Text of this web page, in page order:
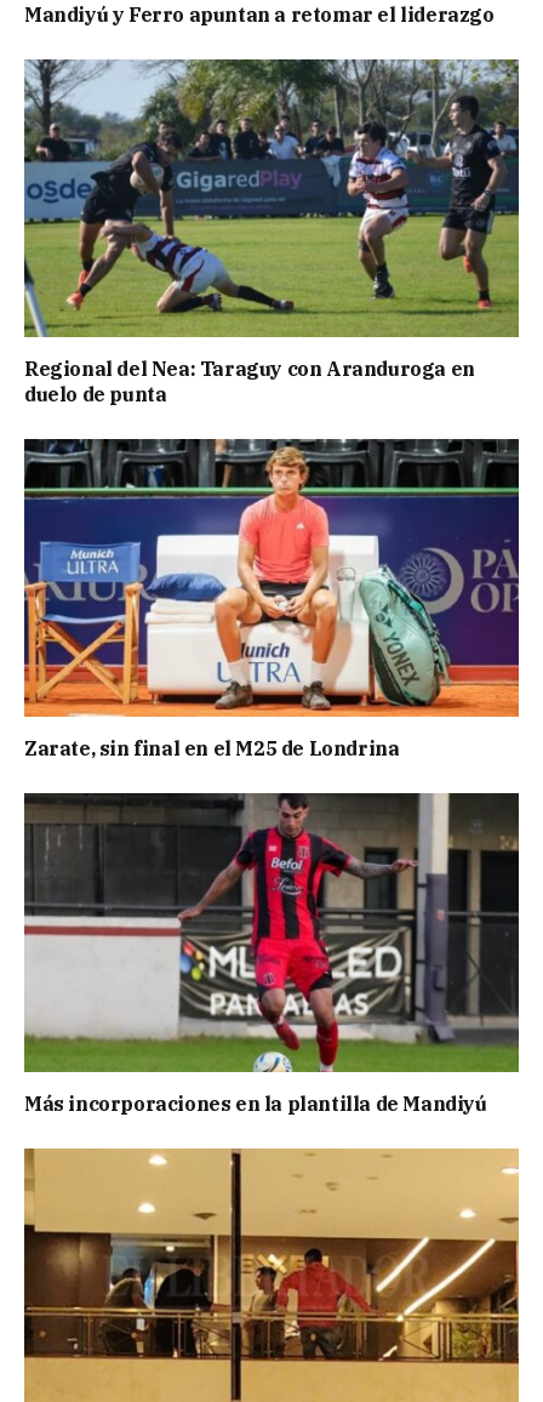
Mandiyú y Ferro apuntan a retomar el liderazgo
Regional del Nea: Taraguy con Aranduroga en
duelo de punta
Zarate, sin final en el M25 de Londrina
Más incorporaciones en la plantilla de Mandiyú